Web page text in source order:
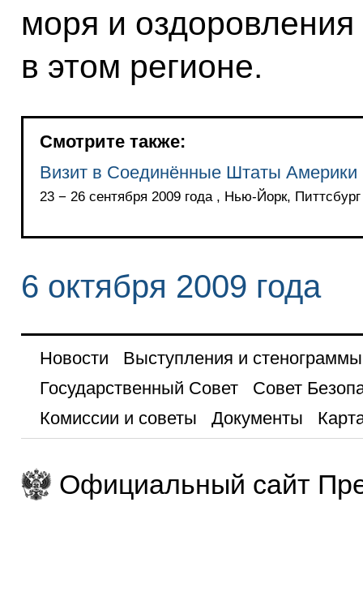
моря и оздоровления
в этом регионе.
Смотрите также:
Визит в Соединённые Штаты Америки
23 − 26 сентября 2009 года , Нью-Йорк, Питтсбург
6 октября 2009 года
Новости
Выступления и стенограммы
Государственный Совет
Совет
Комиссии и советы
Документы
Официальный сайт